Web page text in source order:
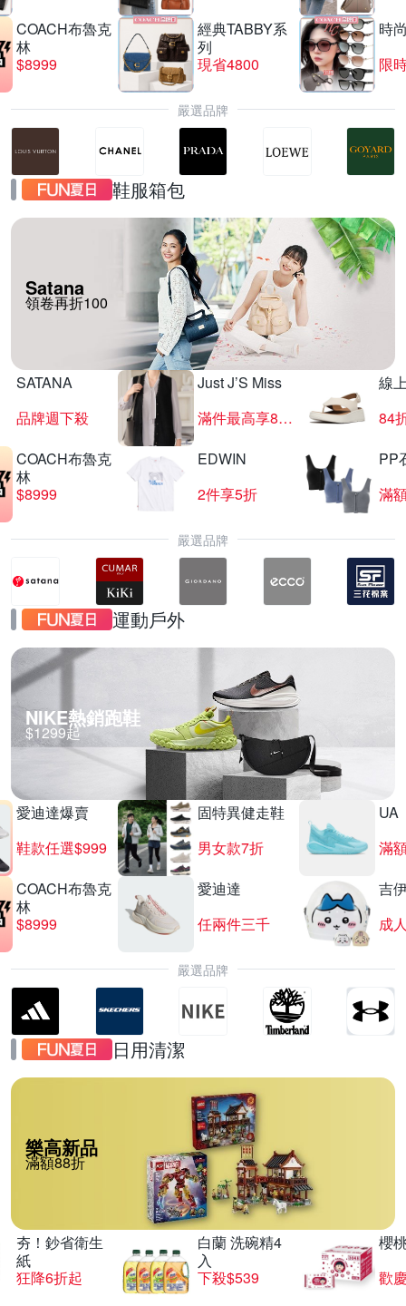
滿$5200折$520
COACH布魯克
林
$8999
經典TABBY系
列
現省4800
時
限
嚴選品牌
鞋服箱包
Satana
領卷再折100
SATANA
品牌週下殺
Just J’S Miss
滿件最高享85折
線
84
COACH布魯克
林
$8999
EDWIN
2件享5折
PP
滿
嚴選品牌
運動戶外
NIKE熱銷跑鞋
$1299起
愛迪達爆賣
鞋款任選$999
固特異健走鞋
男女款7折
UA
滿
COACH布魯克
林
$8999
愛迪達
任兩件三千
吉
嚴選品牌
日用清潔
樂高新品
滿額88折
夯！鈔省衛生
紙
狂降6折起
白蘭 洗碗精4
入
下殺$539
櫻
歡